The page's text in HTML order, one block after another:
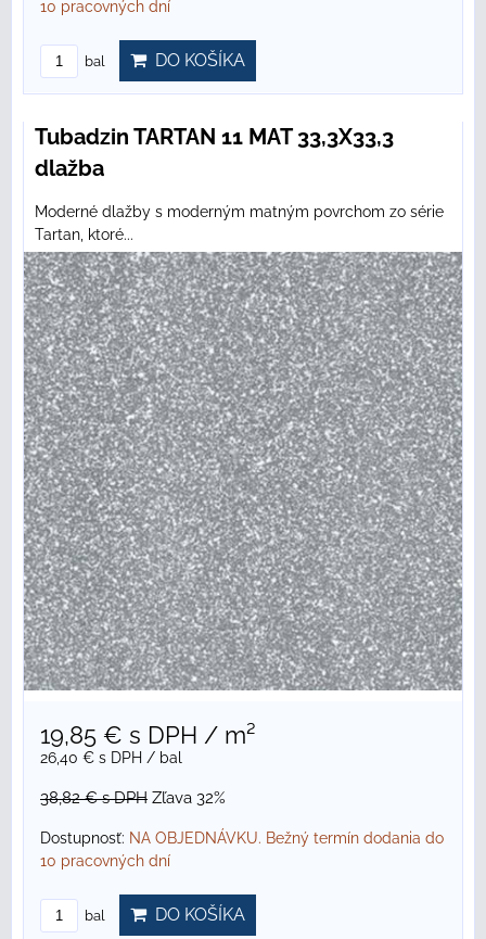
10 pracovných dní
bal DO KOŠÍKA
Tubadzin TARTAN 11 MAT 33,3X33,3
dlažba
Moderné dlažby s moderným matným povrchom zo série
Tartan, ktoré...
19,85 € s DPH / m²
26,40 € s DPH / bal
38,82 €s DPH Zľava 32%
Dostupnosť: NA OBJEDNÁVKU. Bežný termín dodania do
10 pracovných dní
bal DO KOŠÍKA